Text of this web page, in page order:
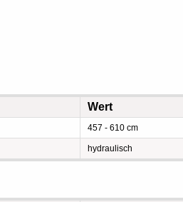
Wert
457 - 610 cm
hydraulisch